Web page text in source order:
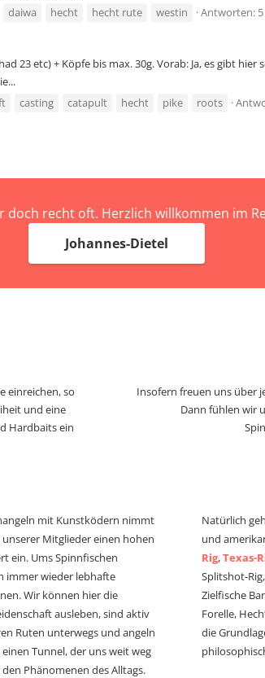
daiwa hecht hecht rute westin Antworten: 5
23 etc) + Köpfe bis max. 30g. Vorab: Ja, es gibt
casting catapult hecht pike roots
doch recht oft. Herzlich willkommen im
Johannes-Dietel
einreichen, so
und eine
Hardbaits ein
Insofern freuen uns über
Dann fühlen wir
mit Kunstködern nimmt
unserer Mitglieder einen hohen
ein. Ums Spinnfischen
immer wieder lebhafte
Wir können hier die
ausleben, sind aktiv
Ruten unterwegs und angeln
Tunnel, der uns weit weg
Phänomenen des Alltags.
Natürlich
und
Rig,Texas-
Splitshot-
Zielfische
Forelle,
die